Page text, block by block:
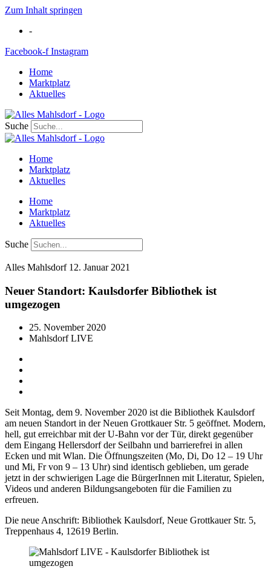
Zum Inhalt springen
-
Facebook-f Instagram
Home
Marktplatz
Aktuelles
Suche
Home
Marktplatz
Aktuelles
Home
Marktplatz
Aktuelles
Suche
Alles Mahlsdorf 12. Januar 2021
Neuer Standort: Kaulsdorfer Bibliothek ist
umgezogen
25. November 2020
Mahlsdorf LIVE
Seit Montag, dem 9. November 2020 ist die Bibliothek Kaulsdorf
am neuen Standort in der Neuen Grottkauer Str. 5 geöffnet. Modern,
hell, gut erreichbar mit der U-Bahn vor der Tür, direkt gegenüber
dem Eingang Hellersdorf der Seilbahn und barrierefrei in allen
Ecken und mit Wlan. Die Öffnungszeiten (Mo, Di, Do 12 – 19 Uhr
und Mi, Fr von 9 – 13 Uhr) sind identisch geblieben, um gerade
jetzt in der schwierigen Lage die BürgerInnen mit Literatur, Spielen,
Videos und anderen Bildungsangeboten für die Familien zu
erfreuen.
Die neue Anschrift: Bibliothek Kaulsdorf, Neue Grottkauer Str. 5,
Treppenhaus 4, 12619 Berlin.